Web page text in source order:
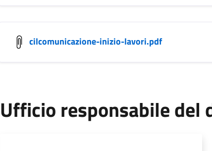
cilcomunicazione-inizio-lavori.pdf
Ufficio responsabile del